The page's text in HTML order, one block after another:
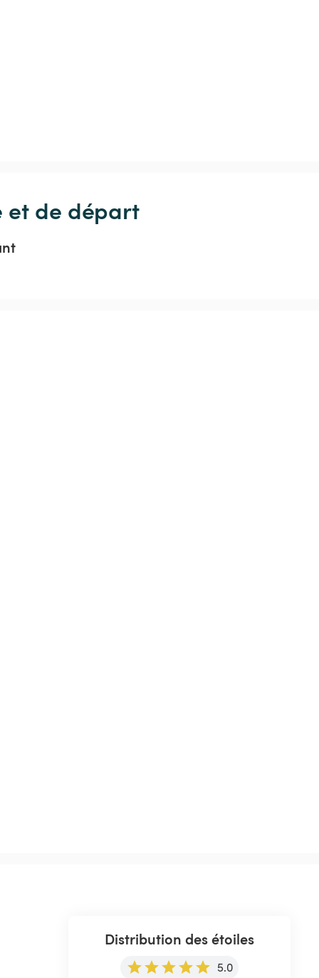
et de départ
Distribution des étoiles
5.0